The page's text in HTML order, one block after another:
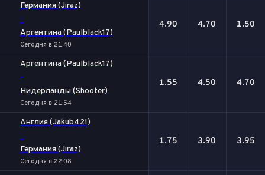
Германия (Jiraz)
-
Аргентина (Paulblack17)
Сегодня в 21:40
4.90 4.70 1.50
Аргентина (Paulblack17)
-
Нидерланды (Shooter)
Сегодня в 21:54
1.55 4.50 4.70
Англия (Jakub421)
-
Германия (Jiraz)
Сегодня в 22:08
1.75 3.90 3.95